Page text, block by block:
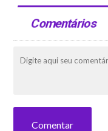
Comentários
Comentar